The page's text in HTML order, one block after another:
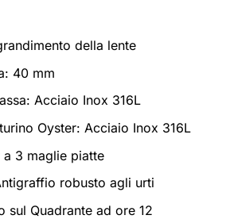
della lente
40 mm
Acciaio Inox 316L
Oyster: Acciaio Inox 316L
a 3 maglie piatte
robusto agli urti
sul Quadrante ad ore 12